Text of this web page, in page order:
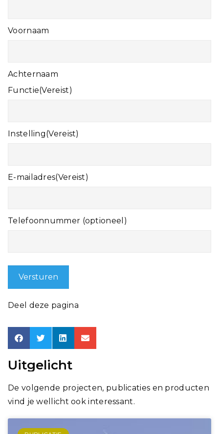
Voornaam
Achternaam
Functie(Vereist)
Instelling(Vereist)
E-mailadres(Vereist)
Telefoonnummer (optioneel)
Deel deze pagina
Uitgelicht
De volgende projecten, publicaties en producten
vind je wellicht ook interessant.